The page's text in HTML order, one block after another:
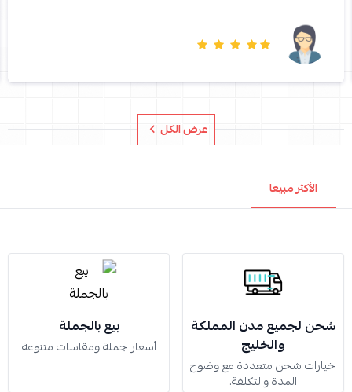
عرض الكل
الأكثر مبيعا
شحن لجميع مدن المملكة
والخليج
خيارات شحن متعددة مع وضوح
المدة والتكلفة.
بيع بالجملة
أسعار جملة ومقاسات متنوعة